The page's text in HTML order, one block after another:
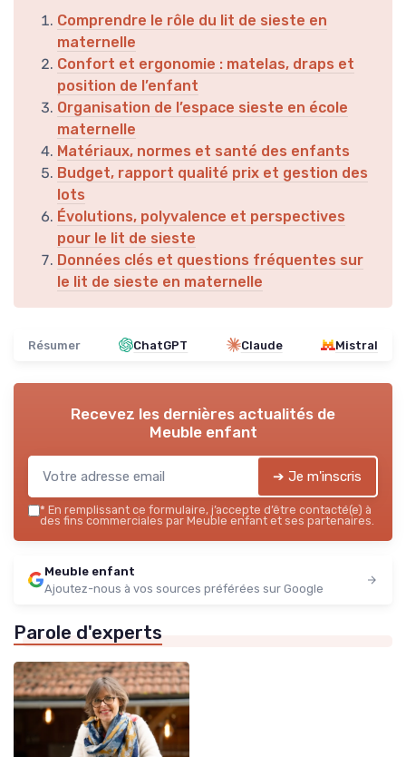
Comprendre le rôle du lit de sieste en
maternelle
Confort et ergonomie : matelas, draps et
position de l’enfant
Organisation de l’espace sieste en école
maternelle
Matériaux, normes et santé des enfants
Budget, rapport qualité prix et gestion des
lots
Évolutions, polyvalence et perspectives
pour le lit de sieste
Données clés et questions fréquentes sur
le lit de sieste en maternelle
Résumer ChatGPT Claude Mistral
Recevez les dernières actualités de
Meuble enfant
➔ Je m'inscris
* En remplissant ce formulaire, j’accepte d’être contacté(e) à
des fins commerciales par Meuble enfant et ses partenaires.
Meuble enfant
Ajoutez-nous à vos sources préférées sur Google
Parole d'experts